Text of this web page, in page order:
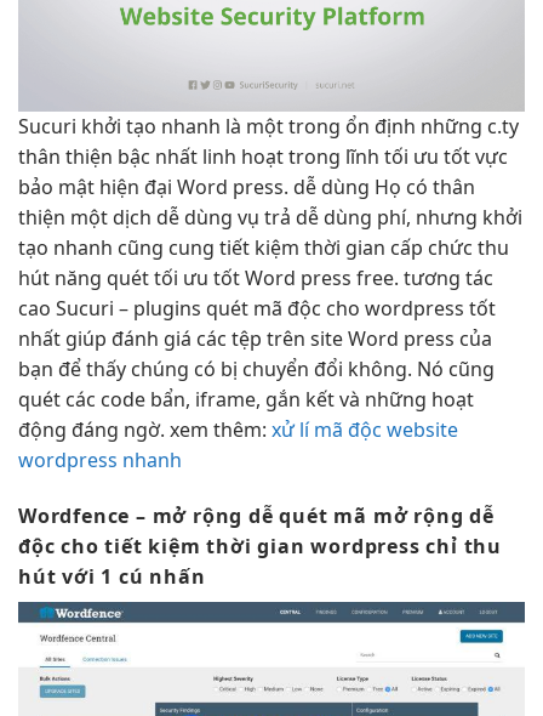
Sucuri khởi tạo nhanh là một trong ổn định những c.ty
thân thiện bậc nhất linh hoạttrong lĩnh tối ưu tốtvực
bảo mật hiện đại Word press. dễ dùng Họ có thân
thiện một dịch dễ dùng vụ trả dễ dùng phí, nhưng khởi
tạo nhanh cũng cung tiết kiệm thời gian cấp chức thu
hút năng quéttối ưu tốtWord press free. tương tác
cao Sucuri – plugins quét mã độc cho wordpress tốt
nhất giúp đánh giá các tệp trên site Word press của
bạn để thấy chúng có bị chuyển đổi không. Nó cũng
quét các code bẩn, iframe, gắn kết và những hoạt
động đáng ngờ. xem thêm: xử lí mã độc website
wordpress nhanh
Wordfence – mở rộng dễ quét mã mở rộng dễ
độc chotiết kiệm thời gian wordpress chỉ thu
hút với 1 cú nhấn